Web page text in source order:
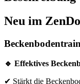
Neu im
🔹 Effektives
✔ Stärkt die